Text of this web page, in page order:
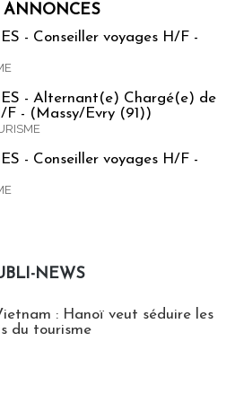
ANNONCES
- Conseiller voyages H/F -
- Alternant(e) Chargé(e) de
F - (Massy/Evry (91))
- Conseiller voyages H/F -
NEWS
: Hanoï veut séduire les
du tourisme